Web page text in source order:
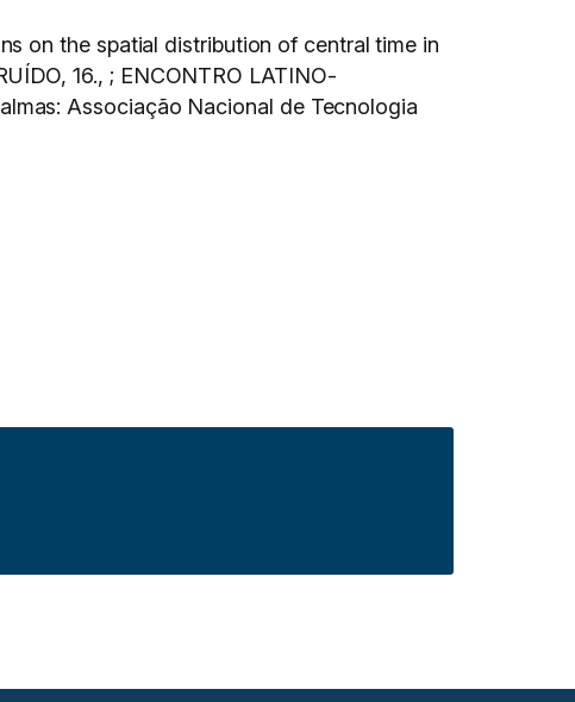
on the spatial distribution of central time in
16., ; ENCONTRO LATINO-
Associação Nacional de Tecnologia